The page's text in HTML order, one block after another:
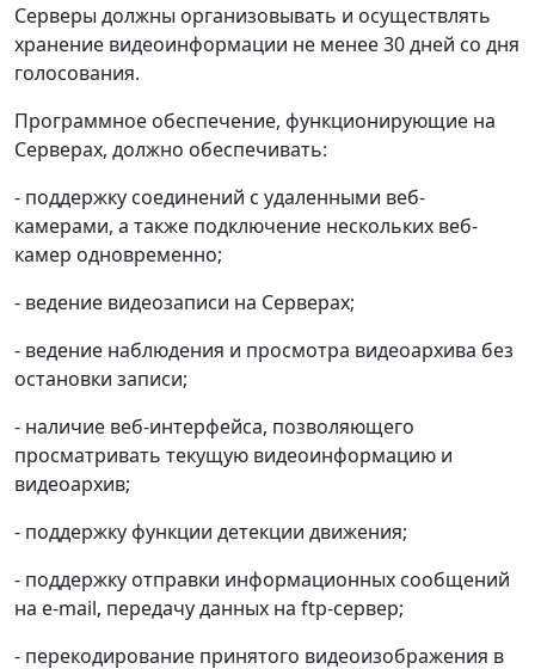
Серверы должны организовывать и осуществлять
хранение видеоинформации не менее 30 дней со дня
голосования.
Программное обеспечение, функционирующие на
Серверах, должно обеспечивать:
- поддержку соединений с удаленными веб-
камерами, а также подключение нескольких веб-
камер одновременно;
- ведение видеозаписи на Серверах;
- ведение наблюдения и просмотра видеоархива без
остановки записи;
- наличие веб-интерфейса, позволяющего
просматривать текущую видеоинформацию и
видеоархив;
- поддержку функции детекции движения;
- поддержку отправки информационных сообщений
на e-mail, передачу данных на ftp-сервер;
- перекодирование принятого видеоизображения в